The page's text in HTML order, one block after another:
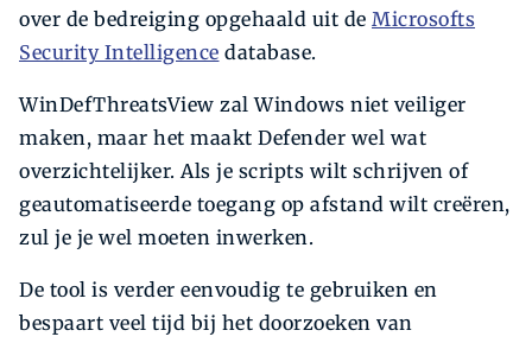
over de bedreiging opgehaald uit de Microsofts
Security Intelligence database.
WinDefThreatsView zal Windows niet veiliger
maken, maar het maakt Defender wel wat
overzichtelijker. Als je scripts wilt schrijven of
geautomatiseerde toegang op afstand wilt creëren,
zul je je wel moeten inwerken.
De tool is verder eenvoudig te gebruiken en
bespaart veel tijd bij het door­zoeken van